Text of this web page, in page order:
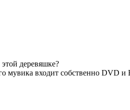
деревяшке?
мувика входит собственно DVD и